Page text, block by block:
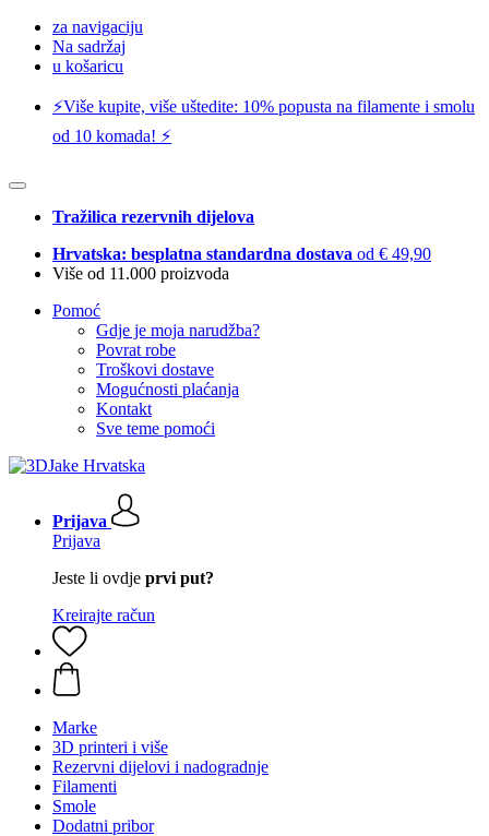
za navigaciju
Na sadržaj
u košaricu
⚡️Više kupite, više uštedite: 10% popusta na filamente i smolu
od 10 komada! ⚡️
Tražilica rezervnih dijelova
Hrvatska: besplatna standardna dostava od € 49,90
Više od 11.000 proizvoda
Pomoć
Gdje je moja narudžba?
Povrat robe
Troškovi dostave
Mogućnosti plaćanja
Kontakt
Sve teme pomoći
Prijava
Prijava
Jeste li ovdje prvi put?
Kreirajte račun
Marke
3D printeri i više
Rezervni dijelovi i nadogradnje
Filamenti
Smole
Dodatni pribor